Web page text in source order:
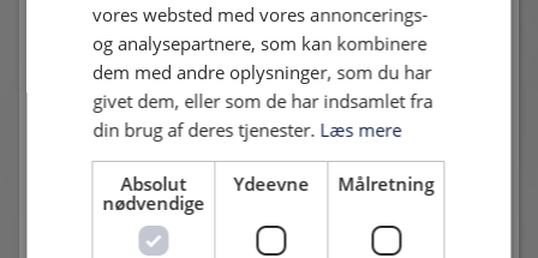
Andre nyheder
vores websted med vores annoncerings-
og analysepartnere, som kan kombinere
dem med andre oplysninger, som du har
givet dem, eller som de har indsamlet fra
din brug af deres tjenester. Læs mere
Absolut
nødvendige
Ydeevne Målretning